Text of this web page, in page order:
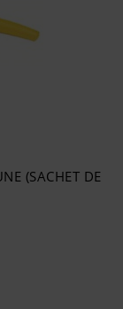
(SACHET DE